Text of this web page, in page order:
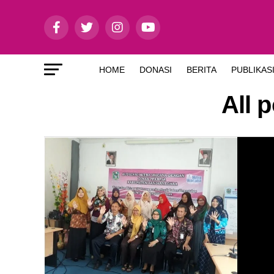
HOME DONASI BERITA PUBLIKASI
All